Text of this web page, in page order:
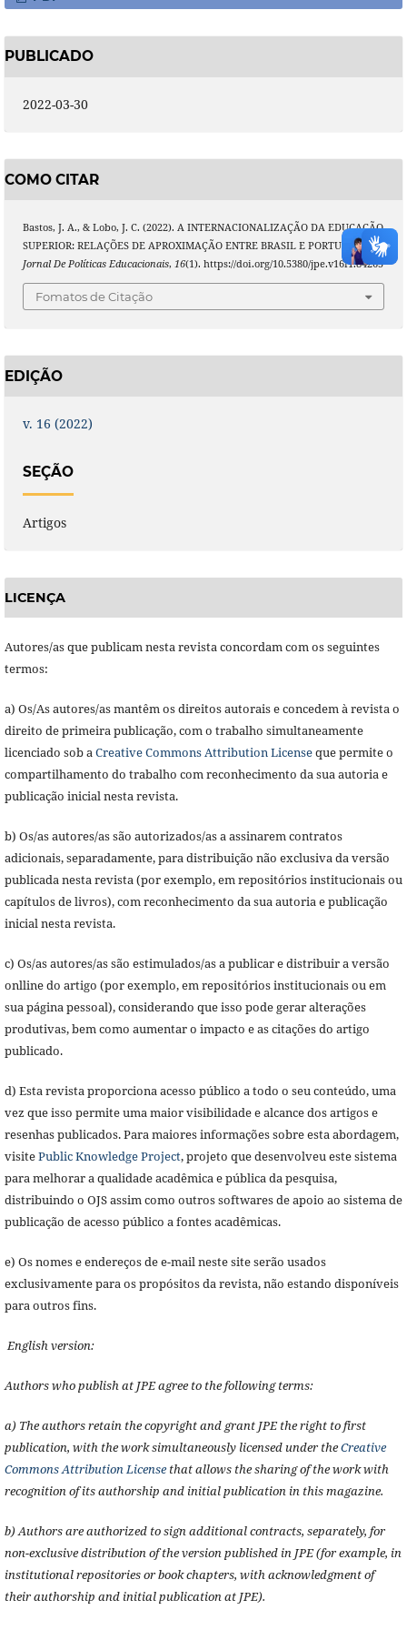
PUBLICADO
2022-03-30
COMO CITAR
Bastos, J. A., & Lobo, J. C. (2022). A INTERNACIONALIZAÇÃO DA EDUCAÇÃO
SUPERIOR: RELAÇÕES DE APROXIMAÇÃO ENTRE BRASIL E PORTUGAL.
Jornal De Políticas Educacionais, 16(1). https://doi.org/10.5380/jpe.v16i1.84265
Fomatos de Citação
EDIÇÃO
v. 16 (2022)
SEÇÃO
Artigos
LICENÇA
Autores/as que publicam nesta revista concordam com os seguintes
termos:
a) Os/As autores/as mantêm os direitos autorais e concedem à revista o
direito de primeira publicação, com o trabalho simultaneamente
licenciado sob aCreative Commons Attribution Licenseque permite o
compartilhamento do trabalho com reconhecimento da sua autoria e
publicação inicial nesta revista.
b) Os/as autores/as são autorizados/as a assinarem contratos
adicionais, separadamente, para distribuição não exclusiva da versão
publicada nesta revista (por exemplo, em repositórios institucionais ou
capítulos de livros), com reconhecimento da sua autoria e publicação
inicial nesta revista.
c) Os/as autores/as são estimulados/as a publicar e distribuir a versão
onlline do artigo (por exemplo, em repositórios institucionais ou em
sua página pessoal), considerando que isso pode gerar alterações
produtivas, bem como aumentar o impacto e as citações do artigo
publicado.
d) Esta revista proporciona acesso público a todo o seu conteúdo, uma
vez que isso permite uma maior visibilidade e alcance dos artigos e
resenhas publicados. Para maiores informações sobre esta abordagem,
visitePublic Knowledge Project, projeto que desenvolveu este sistema
para melhorar a qualidade acadêmica e pública da pesquisa,
distribuindo o OJS assim como outros softwares de apoio ao sistema de
publicação de acesso público a fontes acadêmicas.
e) Os nomes e endereços de e-mail neste site serão usados
exclusivamente para os propósitos da revista, não estando disponíveis
para outros fins.
English version:
Authors who publish at JPE agree to the following terms:
a) The authors retain the copyright and grant JPE the right to first
publication, with the work simultaneously licensed under theCreative
Commons Attribution Licensethat allows the sharing of the work with
recognition of its authorship and initial publication in this magazine.
b) Authors are authorized to sign additional contracts, separately, for
non-exclusive distribution of the version published in JPE (for example, in
institutional repositories or book chapters, with acknowledgment of
their authorship and initial publication at JPE).